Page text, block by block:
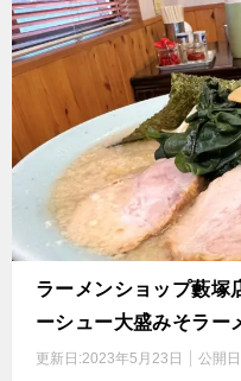
ラーメンショップ藪塚
ーシュー大盛みそラー
更新日:2023年5月23日 公開